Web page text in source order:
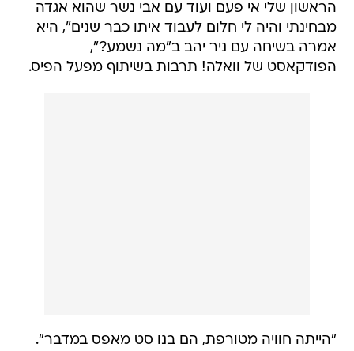
הראשון שלי אי פעם ועוד עם אבי נשר שהוא אגדה
מבחינתי והיה לי חלום לעבוד איתו כבר שנים", היא
אמרה בשיחה עם ניר יהב ב"מה נשמע?",
הפודקאסט של וואלה! תרבות בשיתוף מפעל הפיס.
"הייתה חוויה מטורפת, הם בנו סט מאפס במדבר".